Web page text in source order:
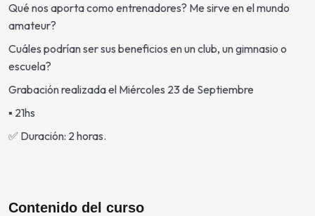
Qué nos aporta como entrenadores? Me sirve en el mundo
amateur?
Cuáles podrían ser sus beneficios en un club, un gimnasio o
escuela?
Grabación realizada el Miércoles 23 de Septiembre
▪︎ 21hs
✅ Duración: 2 horas.
Contenido del curso